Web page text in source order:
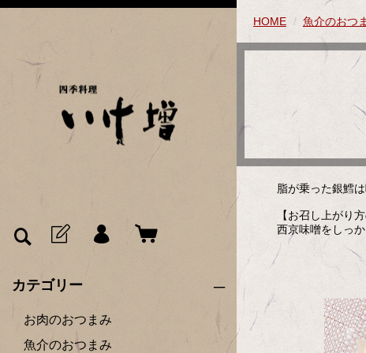
カテゴリー
お肉のおつまみ
魚介のおつまみ
HOME 魚介のおつ
脂が乗った銀鱈
【お召し上がり
西京味噌をしっ